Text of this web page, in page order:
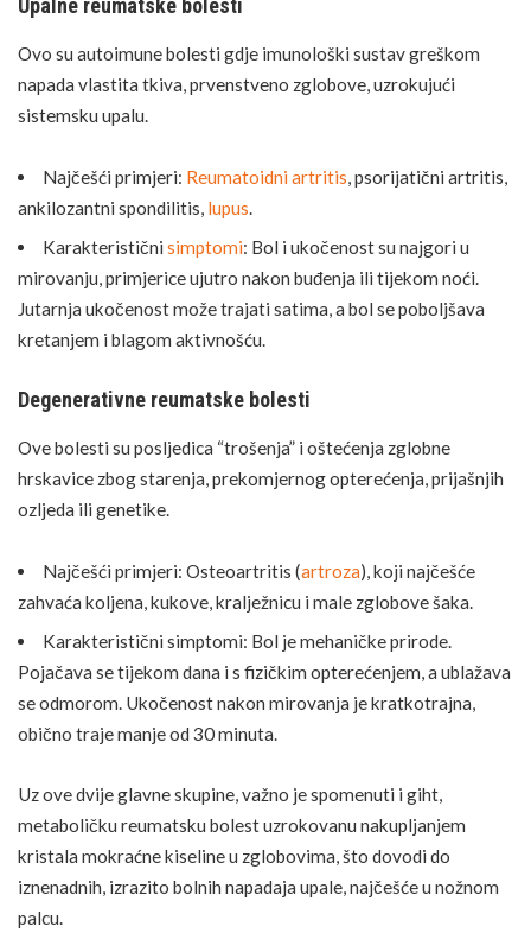
Upalne reumatske bolesti
Ovo su autoimune bolesti gdje imunološki sustav greškom
napada vlastita tkiva, prvenstveno zglobove, uzrokujući
sistemsku upalu.
Najčešći primjeri: Reumatoidni artritis , psorijatični artritis,
ankilozantni spondilitis, lupus
Karakterističnisimptomi: Bol i ukočenost su najgori u
mirovanju, primjerice ujutro nakon buđenja ili tijekom noći.
Jutarnja ukočenost može trajati satima, a bol se poboljšava
kretanjem i blagom aktivnošću.
Degenerativne reumatske bolesti
Ove bolesti su posljedica “trošenja” i oštećenja zglobne
hrskavice zbog starenja, prekomjernog opterećenja, prijašnjih
ozljeda ili genetike.
Najčešći primjeri: Osteoartritis (artroza), koji najčešće
zahvaća koljena, kukove, kralježnicu i male zglobove šaka.
Karakteristični simptomi: Bol je mehaničke prirode.
Pojačava se tijekom dana i s fizičkim opterećenjem, a ublažava
se odmorom. Ukočenost nakon mirovanja je kratkotrajna,
obično traje manje od 30 minuta.
Uz ove dvije glavne skupine, važno je spomenuti i giht,
metaboličku reumatsku bolest uzrokovanu nakupljanjem
kristala mokraćne kiseline u zglobovima, što dovodi do
iznenadnih, izrazito bolnih napadaja upale, najčešće u nožnom
palcu.